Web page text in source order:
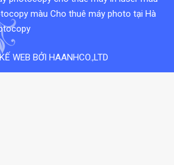
màu Cho thuê máy photo tại Hà
WEB BỞI HAANHCO.,LTD